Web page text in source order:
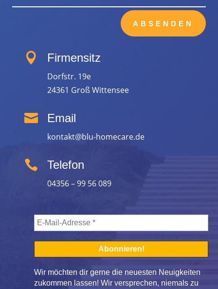
ABSENDEN
 Firmensitz
Dorfstr. 19e
24361 Groß Wittensee
 Email
kontakt@blu-homecare.de
 Telefon
04356 – 99 56 089
Wir möchten dir gerne die neuesten Neuigkeiten
zukommen lassen! Wir versprechen, niemals zu